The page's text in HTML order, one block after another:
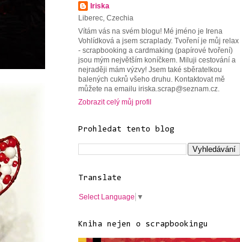
Iriska
Liberec, Czechia
Vítám vás na svém blogu! Mé jméno je Irena
Vohlídková a jsem scraplady. Tvoření je můj relax
- scrapbooking a cardmaking (papírové tvoření)
jsou mým největším koníčkem. Miluji cestování a
nejraději mám výzvy! Jsem také sběratelkou
balených cukrů všeho druhu. Kontaktovat mě
můžete na emailu iriska.scrap@seznam.cz.
Zobrazit celý můj profil
Prohledat tento blog
Translate
Select Language ▼
Kniha nejen o scrapbookingu